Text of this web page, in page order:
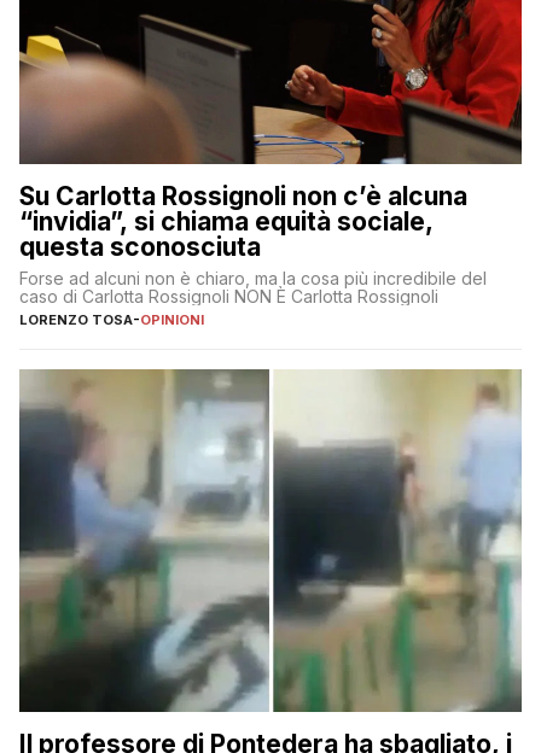
Su Carlotta Rossignoli non c’è alcuna
“invidia”, si chiama equità sociale,
questa sconosciuta
Forse ad alcuni non è chiaro, ma la cosa più incredibile del
caso di Carlotta Rossignoli NON È Carlotta Rossignoli
LORENZO TOSA-OPINIONI
Il professore di Pontedera ha sbagliato, i